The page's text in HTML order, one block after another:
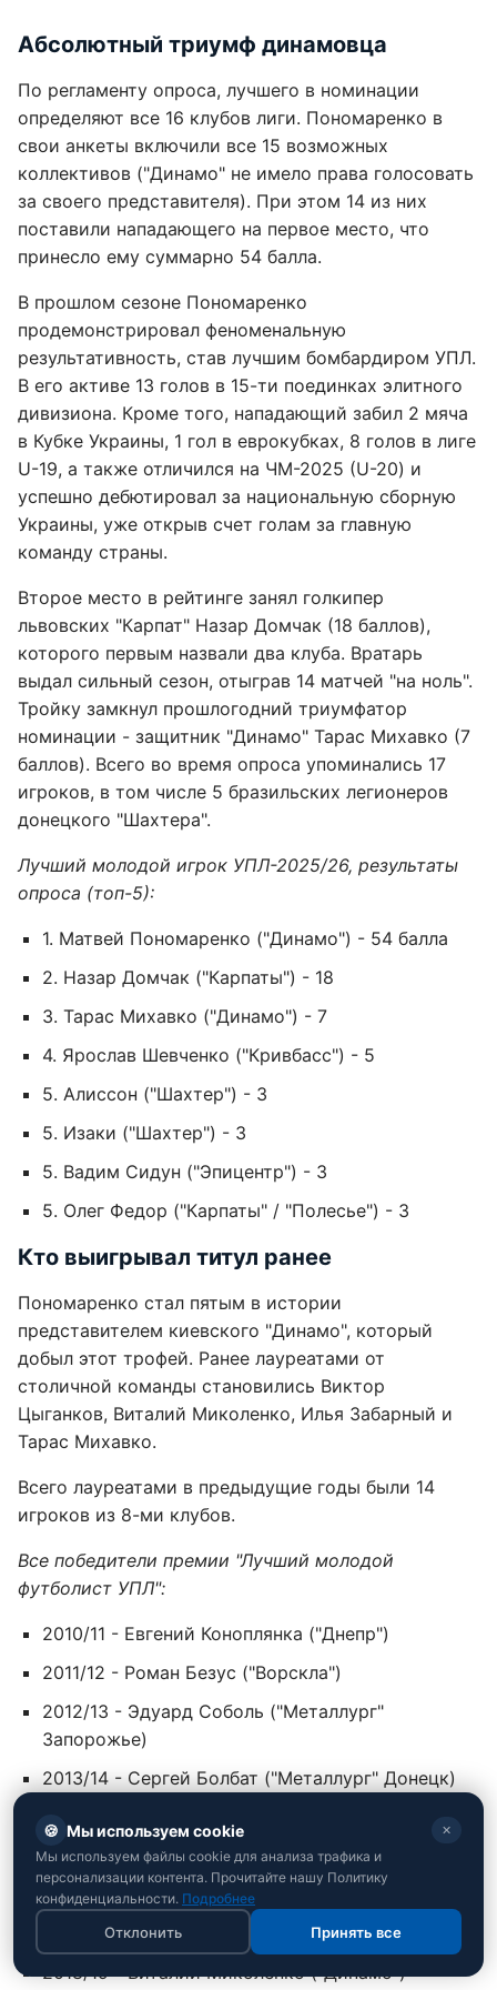
Абсолютный триумф динамовца
По регламенту опроса, лучшего в номинации
определяют все 16 клубов лиги. Пономаренко в
свои анкеты включили все 15 возможных
коллективов ("Динамо" не имело права голосовать
за своего представителя). При этом 14 из них
поставили нападающего на первое место, что
принесло ему суммарно 54 балла.
В прошлом сезоне Пономаренко
продемонстрировал феноменальную
результативность, став лучшим бомбардиром УПЛ.
В его активе 13 голов в 15-ти поединках элитного
дивизиона. Кроме того, нападающий забил 2 мяча
в Кубке Украины, 1 гол в еврокубках, 8 голов в лиге
U-19, а также отличился на ЧМ-2025 (U-20) и
успешно дебютировал за национальную сборную
Украины, уже открыв счет голам за главную
команду страны.
Второе место в рейтинге занял голкипер
львовских "Карпат" Назар Домчак (18 баллов),
которого первым назвали два клуба. Вратарь
выдал сильный сезон, отыграв 14 матчей "на ноль".
Тройку замкнул прошлогодний триумфатор
номинации - защитник "Динамо" Тарас Михавко (7
баллов). Всего во время опроса упоминались 17
игроков, в том числе 5 бразильских легионеров
донецкого "Шахтера".
Лучший молодой игрок УПЛ-2025/26, результаты
опроса (топ-5):
1. Матвей Пономаренко ("Динамо") - 54 балла
2. Назар Домчак ("Карпаты") - 18
3. Тарас Михавко ("Динамо") - 7
4. Ярослав Шевченко ("Кривбасс") - 5
5. Алиссон ("Шахтер") - 3
5. Изаки ("Шахтер") - 3
5. Вадим Сидун ("Эпицентр") - 3
5. Олег Федор ("Карпаты" / "Полесье") - 3
Кто выигрывал титул ранее
Пономаренко стал пятым в истории
представителем киевского "Динамо", который
добыл этот трофей. Ранее лауреатами от
столичной команды становились Виктор
Цыганков, Виталий Миколенко, Илья Забарный и
Тарас Михавко.
Всего лауреатами в предыдущие годы были 14
игроков из 8-ми клубов.
Все победители премии "Лучший молодой
футболист УПЛ":
2010/11 - Евгений Коноплянка ("Днепр")
2011/12 - Роман Безус ("Ворскла")
2012/13 - Эдуард Соболь ("Металлург"
Запорожье)
2013/14 - Сергей Болбат ("Металлург" Донецк)
2015/16 - Виктор Коваленко ("Шахтер")
2016/17 - Артем Довбик ("Днепр")
2017/18 - Виктор Цыганков ("Динамо")
2018/19 - Виталий Миколенко ("Динамо")
🍪 Мы используем cookie ✕
Мы используем файлы cookie для анализа трафика и
персонализации контента. Прочитайте нашу Политику
конфиденциальности. Подробнее
Отклонить Принять все